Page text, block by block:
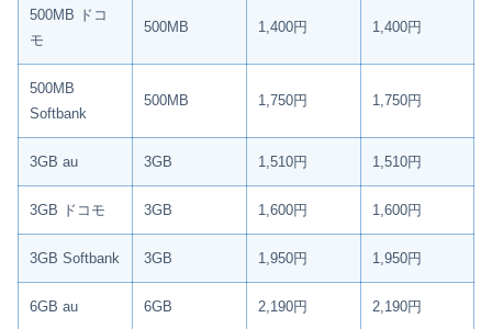
500MB ドコ
モ
500MB 1,400円 1,400円
500MB
Softbank
500MB 1,750円 1,750円
3GB au 3GB 1,510円 1,510円
3GB ドコモ 3GB 1,600円 1,600円
3GB Softbank 3GB 1,950円 1,950円
6GB au 6GB 2,190円 2,190円